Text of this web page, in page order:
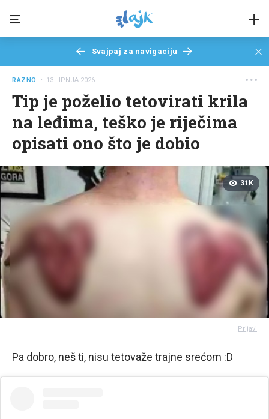
Svajpaj za navigaciju
RAZNO • 13 LIPNJA 2026
Tip je poželio tetovirati krila
na leđima, teško je riječima
opisati ono što je dobio
31K
Prijavi
Pa dobro, neš ti, nisu tetovaže trajne srećom :D